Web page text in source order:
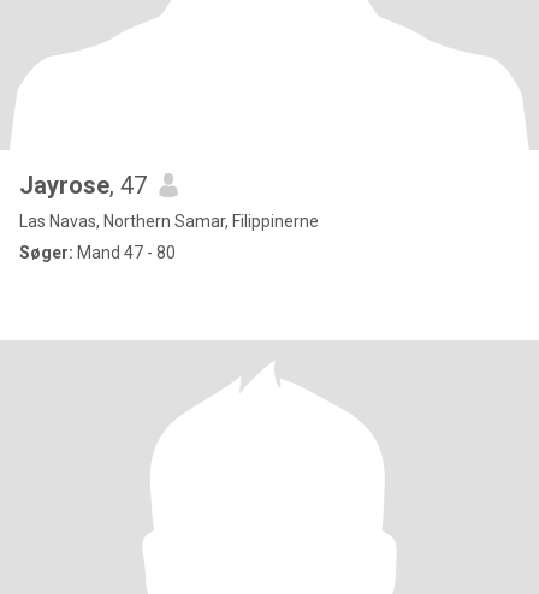
Jayrose, 47
Las Navas, Northern Samar, Filippinerne
Søger: Mand 47 - 80